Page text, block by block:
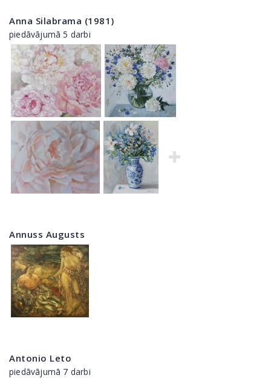
Anna Silabrama (1981)
piedāvājumā 5 darbi
Annuss Augusts
Antonio Leto
piedāvājumā 7 darbi